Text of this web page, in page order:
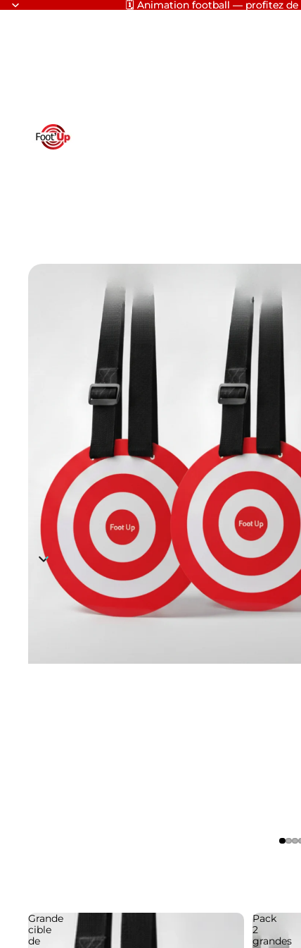
🗓️ Animation football — profitez de
🗓️ Animation football — profitez de
Grande
cible
de
Pack
2
grandes